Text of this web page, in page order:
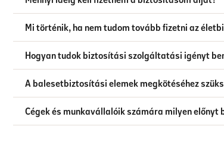
Mi történik, ha nem tudom tovább fizetni az
Hogyan tudok biztosítási szolgáltatási igényt
A balesetbiztosítási elemek megkötéséhez
Cégek és munkavállalóik számára milyen